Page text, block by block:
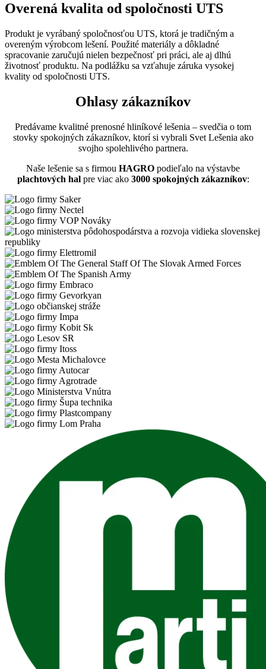
Overená kvalita od spoločnosti UTS
Produkt je vyrábaný spoločnosťou UTS, ktorá je tradičným a
overeným výrobcom lešení. Použité materiály a dôkladné
spracovanie zaručujú nielen bezpečnosť pri práci, ale aj dlhú
životnosť produktu. Na podlážku sa vzťahuje záruka vysokej
kvality od spoločnosti UTS.
Ohlasy zákazníkov
Predávame kvalitné prenosné hliníkové lešenia – svedčia o tom
stovky spokojných zákazníkov, ktorí si vybrali Svet Lešenia ako
svojho spolehlivého partnera.
Naše lešenie sa s firmou HAGRO podieľalo na výstavbe
plachtových halpre viac ako 3000 spokojných zákazníkov: